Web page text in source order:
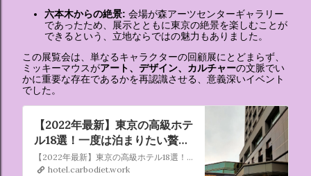
六本木からの絶景: 会場が森アーツセンターギャラリー
であったため、展示とともに東京の絶景を楽しむことが
できるという、立地ならではの魅力もありました。
この展覧会は、単なるキャラクターの回顧展にとどまらず、
ミッキーマウスがアート、デザイン、カルチャーの文脈でい
かに重要な存在であるかを再認識させる、意義深いイベント
でした。
【2022年最新】東京の高級ホテ
ル18選！一度は泊まりたい贅沢
なリッチステイ
【2022年最新】東京の高級ホテル18選！一度は泊まりたい贅沢なリッチステイ
hotel.carbodiet.work